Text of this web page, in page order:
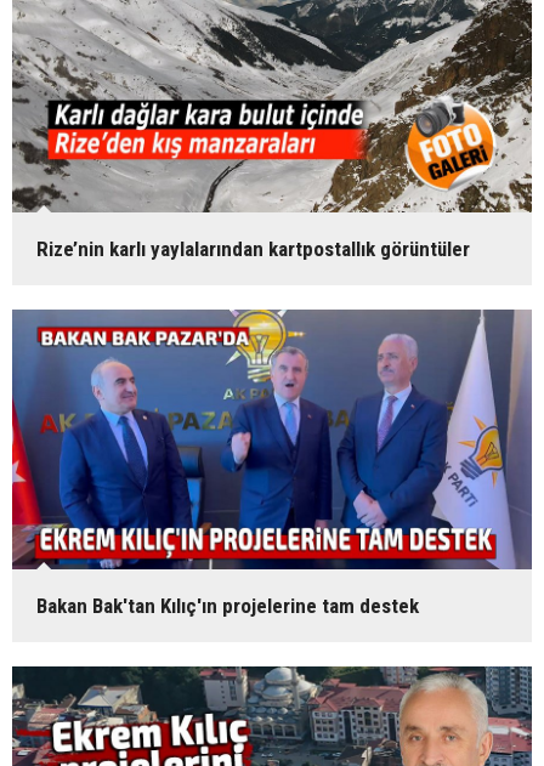
Rize’nin karlı yaylalarından kartpostallık görüntüler
Bakan Bak'tan Kılıç'ın projelerine tam destek